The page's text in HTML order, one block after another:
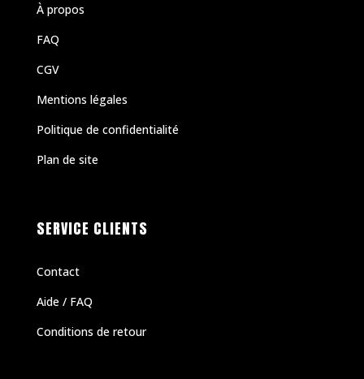
À propos
FAQ
CGV
Mentions légales
Politique de confidentialité
Plan de site
SERVICE CLIENTS
Contact
Aide / FAQ
Conditions de retour